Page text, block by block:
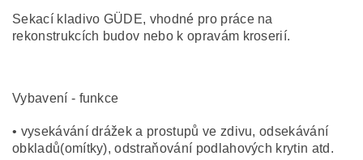
Sekací kladivo GÜDE, vhodné pro práce na
rekonstrukcích budov nebo k opravám kroserií.
Vybavení - funkce
• vysekávání drážek a prostupů ve zdivu, odsekávání
obkladů(omítky), odstraňování podlahových krytin atd.